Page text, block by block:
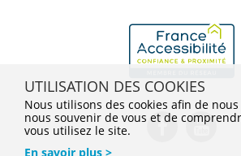
UTILISATION DES COOKIES
Nous utilisons des cookies afin de
nous souvenir de vous et de
vous utilisez le site.
En savoir plus >